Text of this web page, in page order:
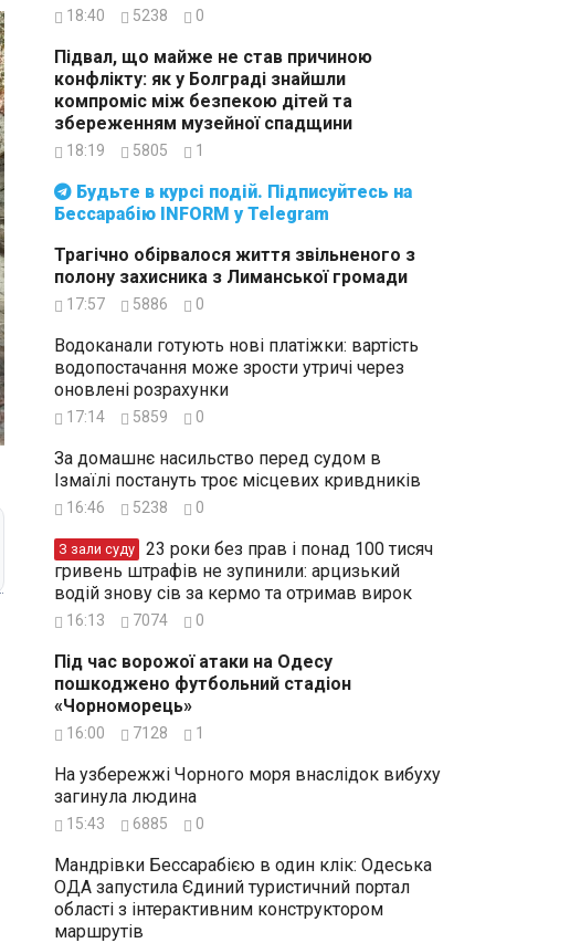
Бессарабію INFORM у Telegram
18:40 5238 0
Підвал, що майже не став причиною
конфлікту: як у Болграді знайшли
компроміс між безпекою дітей та
збереженням музейної спадщини
18:19 5805 1
Трагічно обірвалося життя звільненого з
полону захисника з Лиманської громади
17:57 5886 0
Водоканали готують нові платіжки: вартість
водопостачання може зрости утричі через
оновлені розрахунки
17:14 5859 0
За домашнє насильство перед судом в
Ізмаїлі постануть троє місцевих кривдників
16:46 5238 0
З зали суду
гривень штрафів не зупинили: арцизький
водій знову сів за кермо та отримав вирок
16:13 7074 0
Під час ворожої атаки на Одесу
пошкоджено футбольний стадіон
«Чорноморець»
16:00 7128 1
На узбережжі Чорного моря внаслідок вибуху
загинула людина
15:43 6885 0
Мандрівки Бессарабією в один клік: Одеська
ОДА запустила Єдиний туристичний портал
області з інтерактивним конструктором
маршрутів